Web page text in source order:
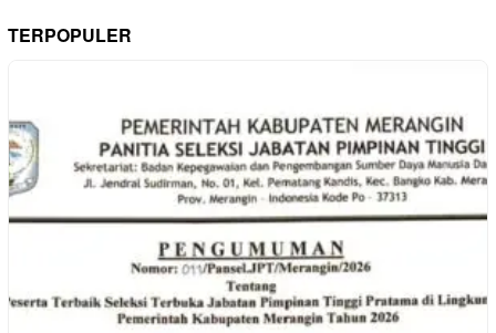
TERPOPULER